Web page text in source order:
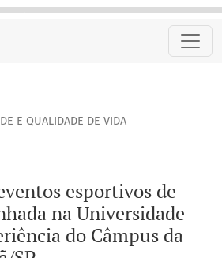
esportivos de corrida e
E QUALIDADE DE VIDA
esportivos de
na Universidade
do Câmpus da